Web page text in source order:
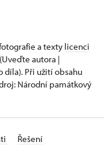
a texty licenci
autora |
díla). Při užití obsahu
Národní památkový
Řešení